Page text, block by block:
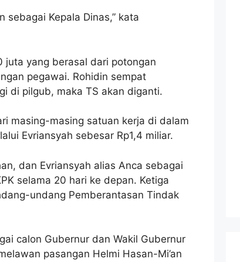
sebagai Kepala Dinas,” kata
juta yang berasal dari potongan
pegawai. Rohidin sempat
di pilgub, maka TS akan diganti.
masing-masing satuan kerja di dalam
Evriansyah sebesar Rp1,4 miliar.
dan Evriansyah alias Anca sebagai
selama 20 hari ke depan. Ketiga
undang Pemberantasan Tindak
calon Gubernur dan Wakil Gubernur
pasangan Helmi Hasan-Mi’an